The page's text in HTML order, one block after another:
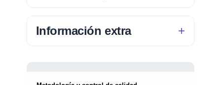
Información extra